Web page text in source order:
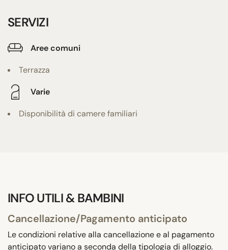
SERVIZI
Aree comuni
Terrazza
Varie
Disponibilità di camere familiari
INFO UTILI & BAMBINI
Cancellazione/Pagamento anticipato
Le condizioni relative alla cancellazione e al pagamento
anticipato variano a seconda della tipologia di alloggio.